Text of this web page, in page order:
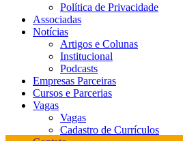
Política de Privacidade
Associadas
Notícias
Artigos e Colunas
Institucional
Podcasts
Empresas Parceiras
Cursos e Parcerias
Vagas
Vagas
Cadastro de Currículos